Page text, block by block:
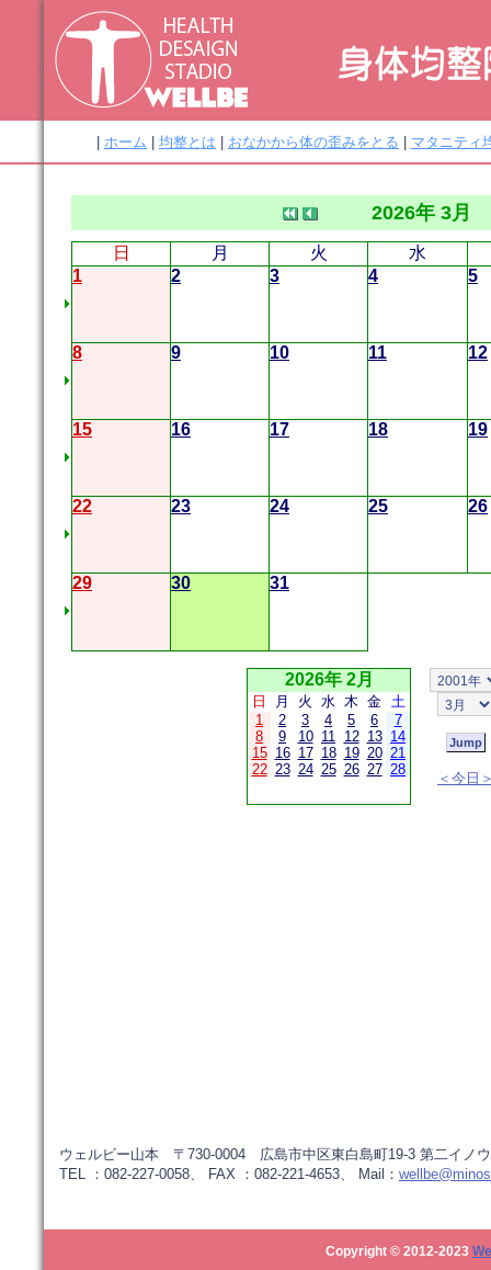
ホーム 均整とは おなかから体の歪みをとる マタニティ
2026年 3月
日 月 火
水
1
2 3 4 5
8 9 10 11 12
15 16 17 18 19
22 23 24 25 26
29 30 31
2026年 2月
日 月 火 水 木 金 土
1
2 3 4 5 6
7
8
9 10 11 12 13 14
15 16 17 18 19 20 21
22 23 24 25 26 27 28
＜今日
ウェルビー山本 〒730-0004 広島市中区東白島町19-3 第二イノ
TEL ：082-227-0058、 FAX ：082-221-4653、 Mail：
Copyright © 2012-2023